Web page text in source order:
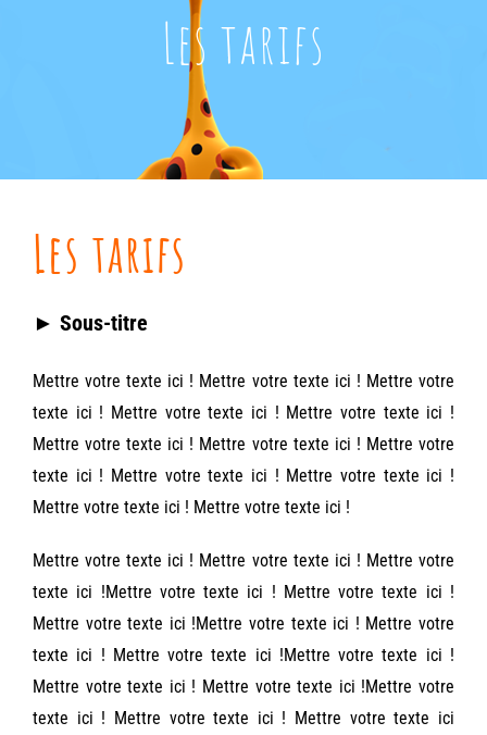
Les tarifs
Les tarifs
► Sous-titre
Mettre votre texte ici ! Mettre votre texte ici ! Mettre votre
texte ici ! Mettre votre texte ici ! Mettre votre texte ici !
Mettre votre texte ici ! Mettre votre texte ici ! Mettre votre
texte ici ! Mettre votre texte ici ! Mettre votre texte ici !
Mettre votre texte ici ! Mettre votre texte ici !
Mettre votre texte ici ! Mettre votre texte ici ! Mettre votre
texte ici !Mettre votre texte ici ! Mettre votre texte ici !
Mettre votre texte ici !Mettre votre texte ici ! Mettre votre
texte ici ! Mettre votre texte ici !Mettre votre texte ici !
Mettre votre texte ici ! Mettre votre texte ici !Mettre votre
texte ici ! Mettre votre texte ici ! Mettre votre texte ici